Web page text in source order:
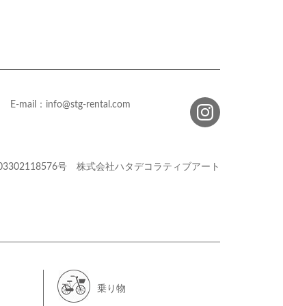
E-mail：info@stg-rental.com
号 株式会社ハタデコラティブアート
乗り物